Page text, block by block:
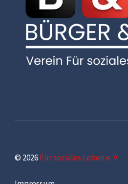
© 2026Für soziales Leben e. V.